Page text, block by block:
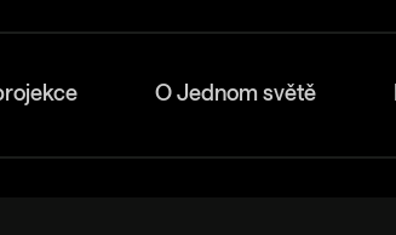
O Jednom světě